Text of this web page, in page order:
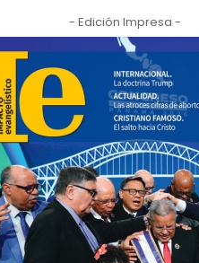
- Edición Impresa -